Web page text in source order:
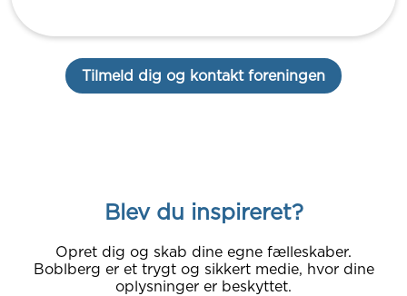
Tilmeld dig og kontakt foreningen
Blev du inspireret?
Opret dig og skab dine egne fælleskaber.
Boblberg er et trygt og sikkert medie, hvor dine
oplysninger er beskyttet.